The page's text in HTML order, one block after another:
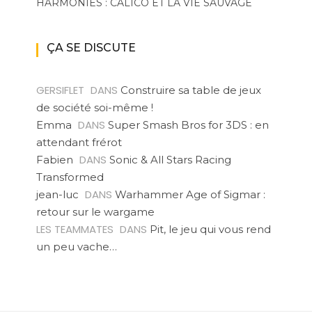
HARMONIES : CALICO ET LA VIE SAUVAGE
ÇA SE DISCUTE
GERSIFLET DANS Construire sa table de jeux
de société soi-même !
Emma DANS Super Smash Bros for 3DS : en
attendant frérot
Fabien DANS Sonic & All Stars Racing
Transformed
jean-luc DANS Warhammer Age of Sigmar :
retour sur le wargame
LES TEAMMATES DANS Pit, le jeu qui vous rend
un peu vache…